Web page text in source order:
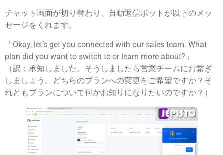
チャット画面が切り替わり、自動返信ボットが以下のメッ
セージをくれます。
「Okay, let’s get you connected with our sales team. What
plan did you want to switch to or learn more about?」
（訳：承知しました。そうしましたら営業チームにお繋ぎ
しましょう。どちらのプランへの変更をご希望ですか？そ
れともプランについて何かお知りになりたいのですか？）